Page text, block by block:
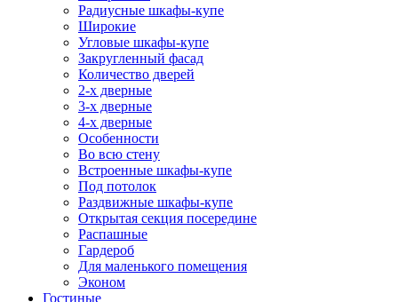
Радиусные шкафы-купе
Широкие
Угловые шкафы-купе
Закругленный фасад
Количество дверей
2-х дверные
3-х дверные
4-х дверные
Особенности
Во всю стену
Встроенные шкафы-купе
Под потолок
Раздвижные шкафы-купе
Открытая секция посередине
Распашные
Гардероб
Для маленького помещения
Эконом
Гостиные